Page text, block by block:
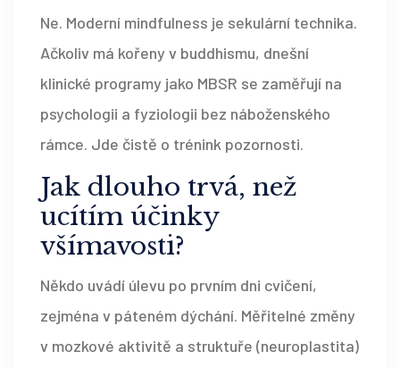
Ne. Moderní mindfulness je sekulární technika.
Ačkoliv má kořeny v buddhismu, dnešní
klinické programy jako MBSR se zaměřují na
psychologii a fyziologii bez náboženského
rámce. Jde čistě o trénink pozornosti.
Jak dlouho trvá, než
ucítím účinky
všímavosti?
Někdo uvádí úlevu po prvním dni cvičení,
zejména v páteném dýchání. Měřitelné změny
v mozkové aktivitě a struktuře (neuroplastita)